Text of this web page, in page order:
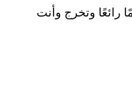
رائعًا وتخرج وأنت